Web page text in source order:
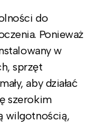
do
Ponieważ
w
sprzęt
aby działać
szerokim
wilgotnością,